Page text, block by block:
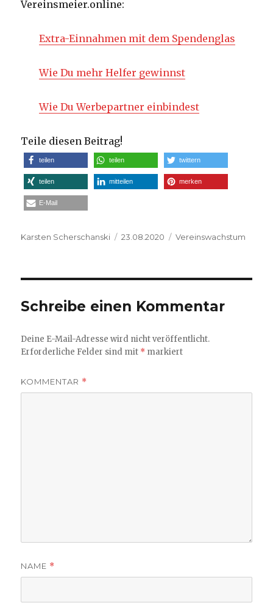
Vereinsmeier.online:
Extra-Einnahmen mit dem Spendenglas
Wie Du mehr Helfer gewinnst
Wie Du Werbepartner einbindest
Teile diesen Beitrag!
teilen teilen twittern
teilen mitteilen merken
E-Mail
Autor
Karsten Scherschanski
Veröffentlicht
23.08.2020 Kategorien
Vereinswachstum
Schreibe einen Kommentar
Deine E-Mail-Adresse wird nicht veröffentlicht.
Erforderliche Felder sind mit * markiert
KOMMENTAR *
NAME *